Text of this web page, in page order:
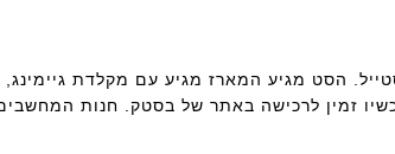
הסט מגיע המארז מגיע עם מקלדת גיימינג,